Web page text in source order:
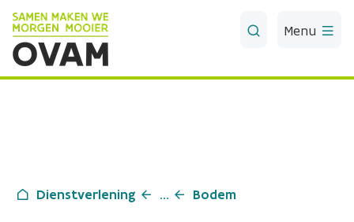
Skip to Main Content
Menu
Dienstverlening ... Bodem